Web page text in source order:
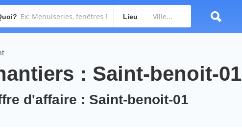
Lieu
: Saint-benoit-01
d'affaire : Saint-benoit-01